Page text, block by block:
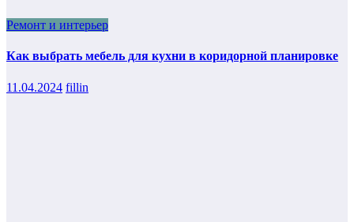
Ремонт и интерьер
Как выбрать мебель для кухни в коридорной планировке
11.04.2024 fillin